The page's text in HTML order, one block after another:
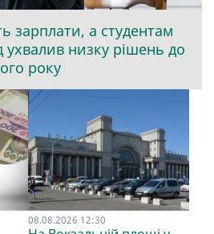
зарплати, а студентам
ухвалив низку рішень до
року
08.08.2026 12:30